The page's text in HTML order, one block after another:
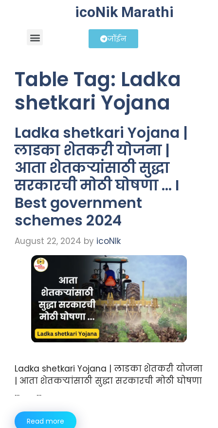
icoNik Marathi
जॉईन
Table Tag: Ladka
shetkari Yojana
Ladka shetkari Yojana |
लाडका शेतकरी योजना |
आता शेतकऱ्यांसाठी सुद्धा
सरकारची मोठी घोषणा … I
Best government
schemes 2024
August 22, 2024 by icoNIk
Ladka shetkari Yojana | लाडका शेतकरी योजना
| आता शेतकऱ्यांसाठी सुद्धा सरकारची मोठी घोषणा
… …
Read more